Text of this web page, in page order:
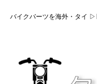
バイクパーツを海外・タイ